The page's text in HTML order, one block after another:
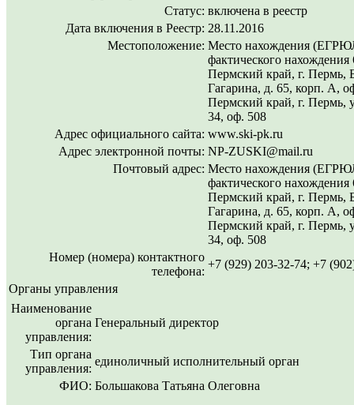
Статус: включена в реестр
Дата включения в Реестр: 28.11.2016
Местоположение: Место нахождения
фактического нахождения
Пермский край, г. Пермь,
Гагарина, д. 65, корп. А,
Пермский край, г. Пермь,
34, оф. 508
Адрес официального сайта: www.ski-pk.ru
Адрес электронной почты: NP-ZUSKI@mail.ru
Почтовый адрес: Место нахождения
фактического нахождения
Пермский край, г. Пермь,
Гагарина, д. 65, корп. А,
Пермский край, г. Пермь,
34, оф. 508
Номер (номера) контактного
телефона:
+7 (929) 203-32-74; +7
Органы управления
Наименование
органа
управления:
Генеральный директор
Тип органа
управления:
единоличный исполнительный орган
ФИО: Большакова Татьяна Олеговна